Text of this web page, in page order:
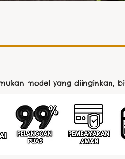
model yang diinginkan,